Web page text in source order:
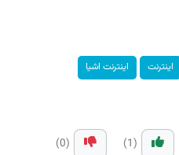
اینترنت اینترنت اشیا
(1)
(0)